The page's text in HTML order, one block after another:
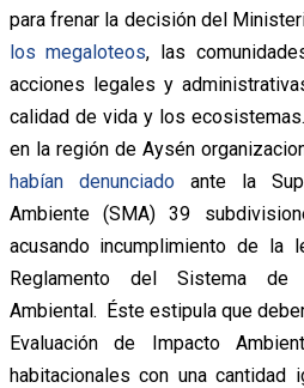
para frenar la decisión del
los megaloteos, las
acciones legales y
calidad de vida y los
en la región de Aysén
habían denunciadoante la
Ambiente (SMA) 39
acusando incumplimiento de la
Reglamento del Sistema de
Ambiental. Éste estipula que
Evaluación de Impacto
habitacionales con una cantidad